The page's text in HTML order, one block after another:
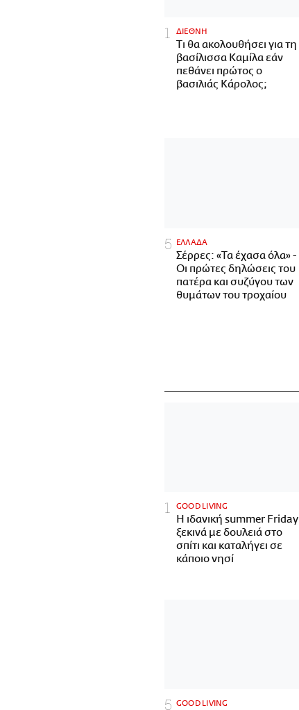
ΔΙΕΘΝΗ
Τι θα ακολουθήσει για τη
βασίλισσα Καμίλα εάν
πεθάνει πρώτος ο
βασιλιάς Κάρολος;
ΕΛΛΑΔΑ
Σέρρες: «Τα έχασα όλα» -
Οι πρώτες δηλώσεις του
πατέρα και συζύγου των
θυμάτων του τροχαίου
GOOD LIVING
Η ιδανική summer Friday
ξεκινά με δουλειά στο
σπίτι και καταλήγει σε
κάποιο νησί
GOOD LIVING